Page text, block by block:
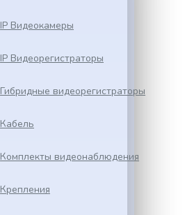
IP Видеокамеры
IP Видеорегистраторы
Гибридные видеорегистраторы
Кабель
Комплекты видеонаблюдения
Крепления